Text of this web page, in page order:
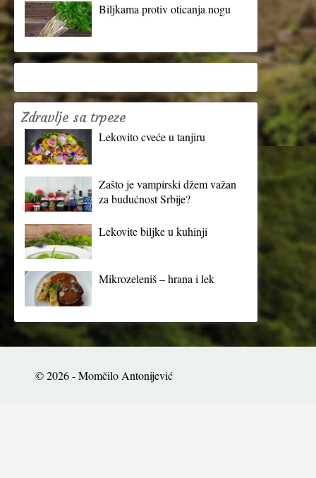
Biljkama protiv oticanja nogu
Zdravlje sa trpeze
Lekovito cveće u tanjiru
Zašto je vampirski džem važan
za budućnost Srbije?
Lekovite biljke u kuhinji
Mikrozeleniš – hrana i lek
© 2026 - Momčilo Antonijević